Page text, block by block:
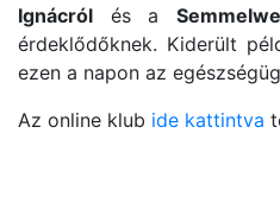
Ignácról és a
érdeklődőknek. Kiderült
ezen a napon az
Az online klub ide kattintva